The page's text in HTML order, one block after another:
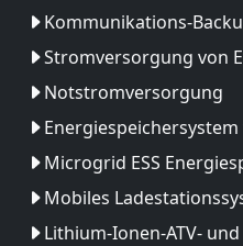
Kommunikations-
Stromversorgung von
Notstromversorgung
Microgrid ESS
Mobiles
Lithium-Ionen-ATV-